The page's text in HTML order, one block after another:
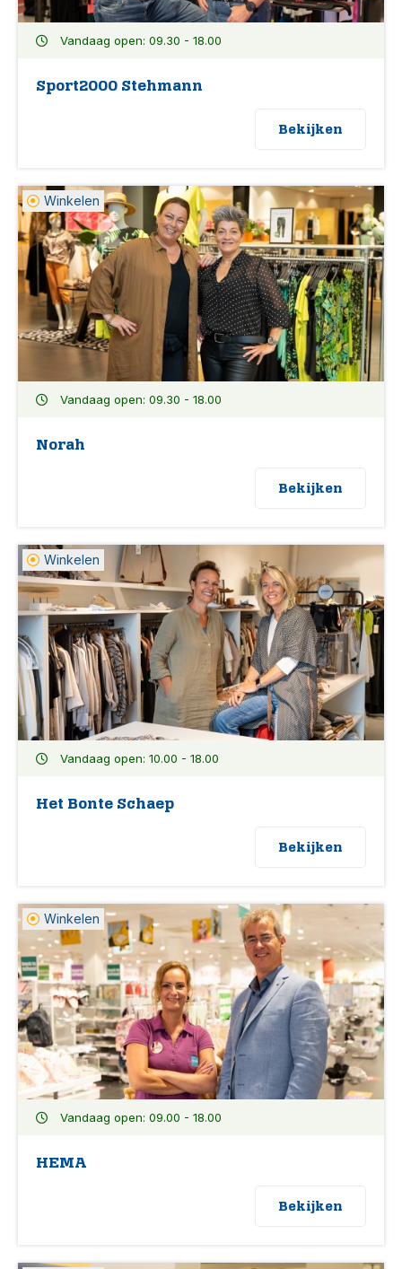
Vandaag open: 09.30 - 18.00
Sport2000 Stehmann
Bekijken
Winkelen
Vandaag open: 09.30 - 18.00
Norah
Bekijken
Winkelen
Vandaag open: 10.00 - 18.00
Het Bonte Schaep
Bekijken
Winkelen
Vandaag open: 09.00 - 18.00
HEMA
Bekijken